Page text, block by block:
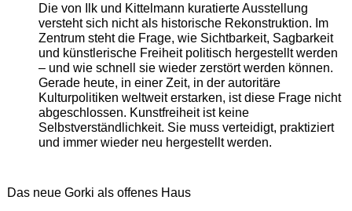
Die von Ilk und Kittelmann kuratierte Ausstellung
versteht sich nicht als historische Rekonstruktion. Im
Zentrum steht die Frage, wie Sichtbarkeit, Sagbarkeit
und künstlerische Freiheit politisch hergestellt werden
– und wie schnell sie wieder zerstört werden können.
Gerade heute, in einer Zeit, in der autoritäre
Kulturpolitiken weltweit erstarken, ist diese Frage nicht
abgeschlossen. Kunstfreiheit ist keine
Selbstverständlichkeit. Sie muss verteidigt, praktiziert
und immer wieder neu hergestellt werden.
Das neue Gorki als offenes Haus